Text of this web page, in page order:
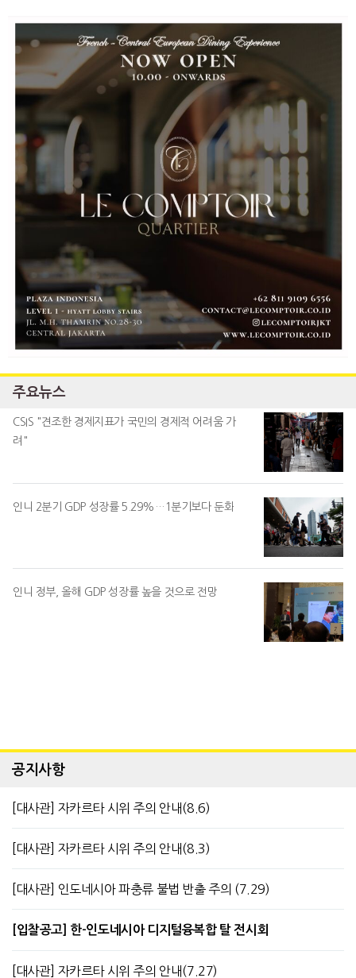
주요뉴스
CSIS "견조한 경제지표가 국민의 경제적 어려움 가
려"
인니 2분기 GDP 성장률 5.29%…1분기보다 둔화
인니 정부, 올해 GDP 성장률 높을 것으로 전망
공지사항
[대사관] 자카르타 시위 주의 안내(8.6)
[대사관] 자카르타 시위 주의 안내(8.3)
[대사관] 인도네시아 파충류 불법 반출 주의 (7.29)
[입찰공고] 한-인도네시아 디지털융복합 탈 전시회
[대사관] 자카르타 시위 주의 안내(7.27)